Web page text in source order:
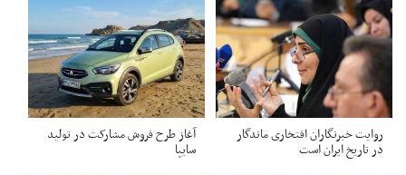
روایت خبرنگاران افتخاری ماندگار
در تاریخ ایران است
آغاز طرح فروش مشارکت در تولید
سایپا